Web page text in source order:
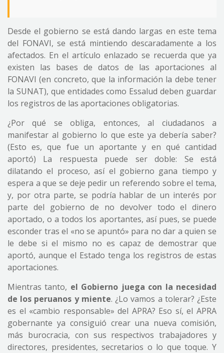
Desde el gobierno se está dando largas en este tema
del FONAVI, se está mintiendo descaradamente a los
afectados. En el artículo enlazado se recuerda que ya
existen las bases de datos de las aportaciones al
FONAVI (en concreto, que la información la debe tener
la SUNAT), que entidades como Essalud deben guardar
los registros de las aportaciones obligatorias.
¿Por qué se obliga, entonces, al ciudadanos a
manifestar al gobierno lo que este ya debería saber?
(Esto es, que fue un aportante y en qué cantidad
aportó) La respuesta puede ser doble: Se está
dilatando el proceso, así el gobierno gana tiempo y
espera a que se deje pedir un referendo sobre el tema,
y, por otra parte, se podría hablar de un interés por
parte del gobierno de no devolver todo el dinero
aportado, o a todos los aportantes, así pues, se puede
esconder tras el «no se apuntó» para no dar a quien se
le debe si el mismo no es capaz de demostrar que
aportó, aunque el Estado tenga los registros de estas
aportaciones.
Mientras tanto, el Gobierno juega con la necesidad
de los peruanos y miente. ¿Lo vamos a tolerar? ¿Este
es el «cambio responsable» del APRA? Eso sí, el APRA
gobernante ya consiguió crear una nueva comisión,
más burocracia, con sus respectivos trabajadores y
directores, presidentes, secretarios o lo que toque. Y